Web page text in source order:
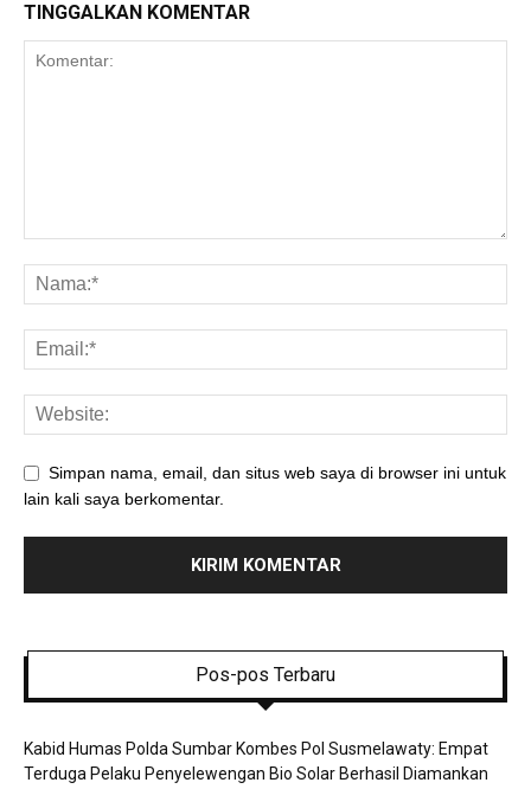
TINGGALKAN KOMENTAR
Simpan nama, email, dan situs web saya di browser ini untuk
lain kali saya berkomentar.
Pos-pos Terbaru
Kabid Humas Polda Sumbar Kombes Pol Susmelawaty: Empat
Terduga Pelaku Penyelewengan Bio Solar Berhasil Diamankan